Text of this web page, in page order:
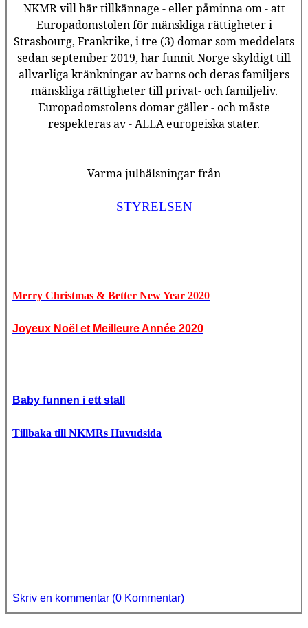
NKMR vill här tillkännage - eller påminna om - att
Europadomstolen för mänskliga rättigheter i
Strasbourg, Frankrike, i tre (3) domar som meddelats
sedan september 2019, har funnit Norge skyldigt till
allvarliga kränkningar av barns och deras familjers
mänskliga rättigheter till privat- och familjeliv.
Europadomstolens domar gäller - och måste
respekteras av - ALLA europeiska stater.
Varma julhälsningar från
STYRELSEN
Merry Christmas & Better New Year 2020
Joyeux Noël et Meilleure Année 2020
Baby funnen i ett stall
Tillbaka till NKMRs Huvudsida
Skriv en kommentar (0 Kommentar)